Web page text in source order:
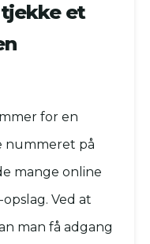
tjekke et
for en
nummeret på
mange online
Ved at
man få adgang